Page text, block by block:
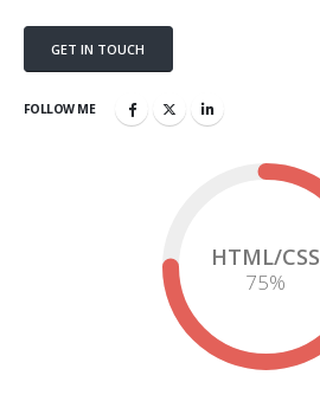
GET IN TOUCH
FOLLOW ME
HTML/CSS
75%